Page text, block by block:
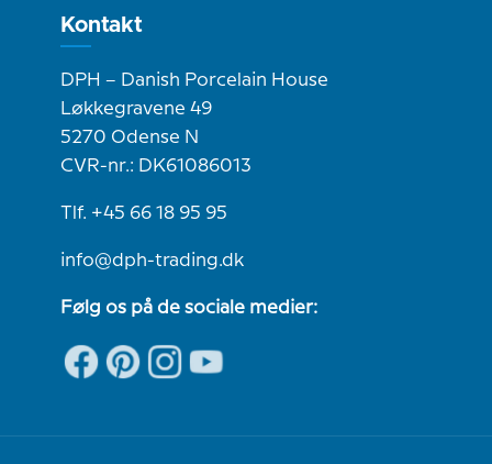
Kontakt
DPH – Danish Porcelain House
Løkkegravene 49
5270 Odense N
CVR-nr.: DK61086013
Tlf. +45 66 18 95 95
info@dph-trading.dk
Følg os på de sociale medier: